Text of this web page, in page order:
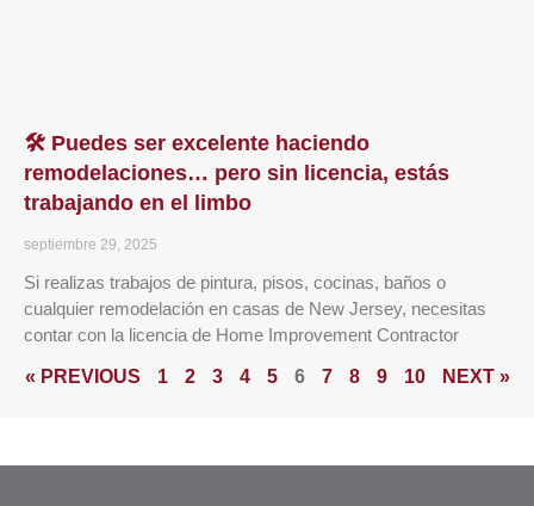
🛠️ Puedes ser excelente haciendo
remodelaciones… pero sin licencia, estás
trabajando en el limbo
septiembre 29, 2025
Si realizas trabajos de pintura, pisos, cocinas, baños o
cualquier remodelación en casas de New Jersey, necesitas
contar con la licencia de Home Improvement Contractor
« PREVIOUS 1 2 3 4 5 6 7 8 9 10 NEXT »